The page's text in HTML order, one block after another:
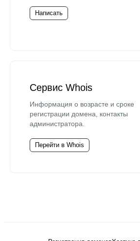
Написать
Сервис Whois
Информация о возрасте и сроке
регистрации домена, контакты
администратора.
Перейти в Whois